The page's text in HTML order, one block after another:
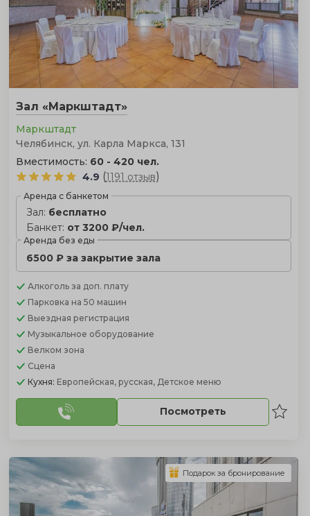
Зал «Маркштадт»
‎Маркштадт
Челябинск, ул. Карла Маркса, 131
Вместимость: 60 - 420 чел.
4.9 (1191 отзыв)
Аренда с банкетом
Зал: бесплатно
Банкет: от 3200 ₽/чел.
Аренда без еды
6500 ₽ за закрытие зала
Алкоголь за доп. плату
Парковка на 50 машин
Выездная регистрация
Музыкальное оборудование
Велком зона
Сцена
Кухня: Европейская, русская, Детское меню
Посмотреть
Подарок за бронирование